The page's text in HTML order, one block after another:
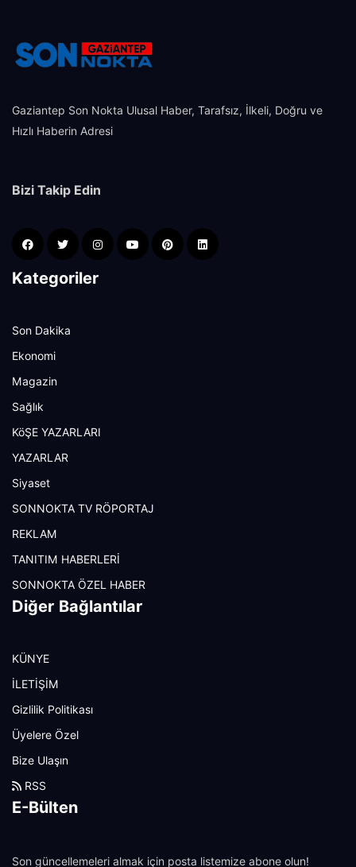
Gaziantep Son Nokta Ulusal Haber, Tarafsız, İlkeli, Doğru ve
Hızlı Haberin Adresi
Bizi Takip Edin
Kategoriler
Son Dakika
Ekonomi
Magazin
Sağlık
KöŞE YAZARLARI
YAZARLAR
Siyaset
SONNOKTA TV RÖPORTAJ
REKLAM
TANITIM HABERLERİ
SONNOKTA ÖZEL HABER
Diğer Bağlantılar
KÜNYE
İLETİŞİM
Gizlilik Politikası
Üyelere Özel
Bize Ulaşın
RSS
E-Bülten
Son güncellemeleri almak için posta listemize abone olun!